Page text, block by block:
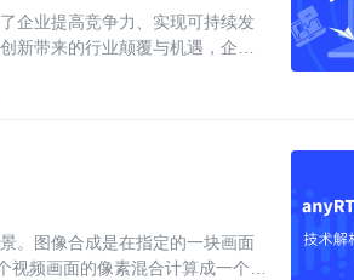
企业提高竞争力、实现可持续发
新带来的行业颠覆与机遇，企业
。图像合成是在指定的一块画面
频画面的像素混合计算成一个像